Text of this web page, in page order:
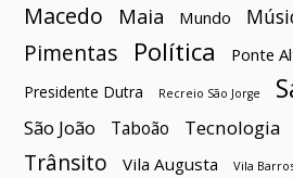
Macedo
Maia Mundo
Pimentas Política Ponte
Presidente Dutra Recreio São Jorge
São João Taboão Tecnologia
Trânsito Vila Augusta Vila